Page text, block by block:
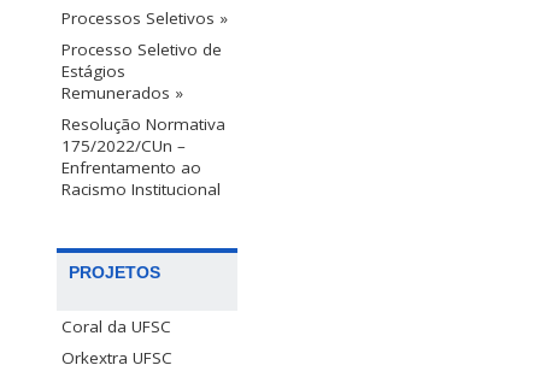
Processos Seletivos »
Processo Seletivo de
Estágios
Remunerados »
Resolução Normativa
175/2022/CUn –
Enfrentamento ao
Racismo Institucional
PROJETOS
Coral da UFSC
Orkextra UFSC